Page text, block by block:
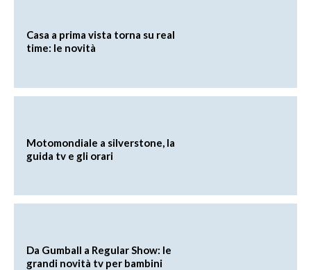
Casa a prima vista torna su real
time: le novità
Motomondiale a silverstone, la
guida tv e gli orari
Da Gumball a Regular Show: le
grandi novità tv per bambini